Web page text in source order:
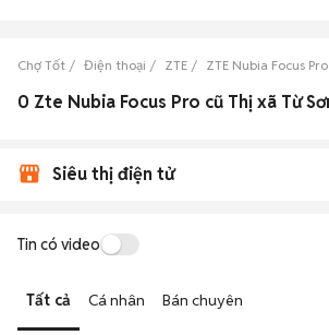
Chợ Tốt Điện thoại ZTE ZTE Nubia Focus Pro
Siêu thị điện tử
Tin có video
Tất cả Cá nhân Bán chuyên